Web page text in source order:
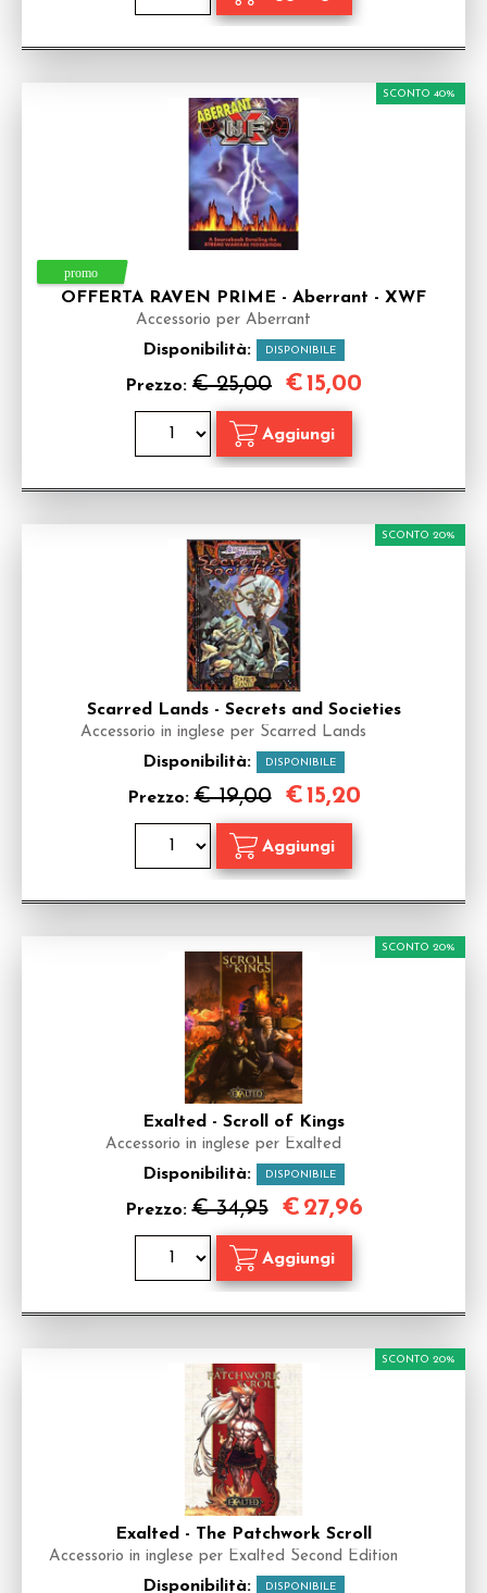
OFFERTA RAVEN PRIME - Aberrant - XWF
Accessorio per Aberrant
Disponibilità: DISPONIBILE
Prezzo: € 25,00
SCONTO 40%
€15,00
Scarred Lands - Secrets and Societies
Accessorio in inglese per Scarred Lands
Disponibilità: DISPONIBILE
Prezzo:€ 19,00
SCONTO 20%
€15,20
Exalted - Scroll of Kings
Accessorio in inglese per Exalted
Disponibilità: DISPONIBILE
Prezzo:€ 34,95
SCONTO 20%
€ 27,96
Exalted - The Patchwork Scroll
Accessorio in inglese per Exalted Second Edition
Disponibilità: DISPONIBILE
SCONTO 20%